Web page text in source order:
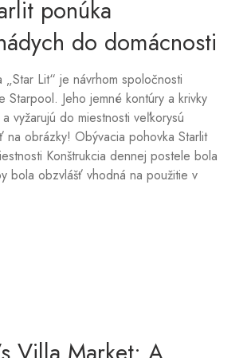
Konštrukcia dennej postele bola
bola obzvlášť vhodná na použitie v
Villa Market: A
Handbook
and property management. There are
Bali property management focus on